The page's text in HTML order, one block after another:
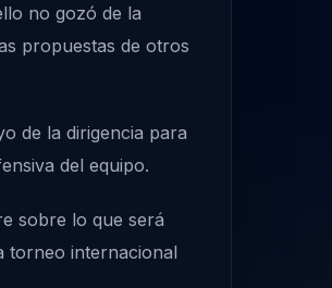
no gozó de la
propuestas de otros
de la dirigencia para
del equipo.
sobre lo que será
torneo internacional